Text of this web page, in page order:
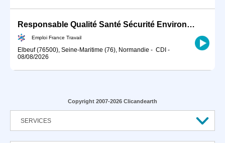
Responsable Qualité Santé Sécurité Environnement et Communication (H/F)
Emploi France Travail
Elbeuf (76500), Seine-Maritime (76), Normandie - CDI -
08/08/2026
Copyright 2007-2026 Clicandearth
SERVICES